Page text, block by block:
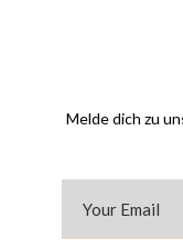
Melde dich zu